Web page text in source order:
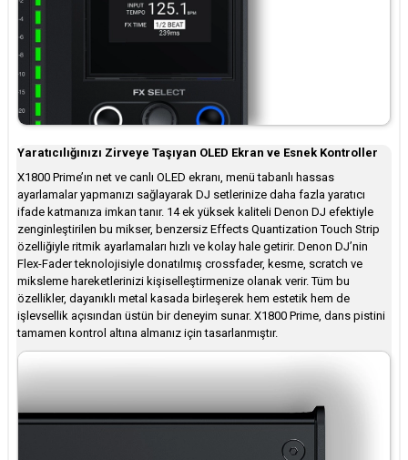
Yaratıcılığınızı Zirveye Taşıyan OLED Ekran ve Esnek Kontroller
X1800 Prime’ın net ve canlı OLED ekranı, menü tabanlı hassas
ayarlamalar yapmanızı sağlayarak DJ setlerinize daha fazla yaratıcı
ifade katmanıza imkan tanır. 14 ek yüksek kaliteli Denon DJ efektiyle
zenginleştirilen bu mikser, benzersiz Effects Quantization Touch Strip
özelliğiyle ritmik ayarlamaları hızlı ve kolay hale getirir. Denon DJ’nin
Flex-Fader teknolojisiyle donatılmış crossfader, kesme, scratch ve
miksleme hareketlerinizi kişiselleştirmenize olanak verir. Tüm bu
özellikler, dayanıklı metal kasada birleşerek hem estetik hem de
işlevsellik açısından üstün bir deneyim sunar. X1800 Prime, dans pistini
tamamen kontrol altına almanız için tasarlanmıştır.